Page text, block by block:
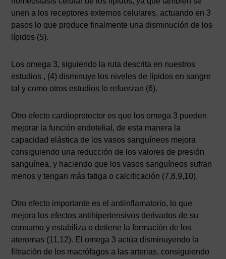
unen a los receptores externos celulares, actuando en 3
pasos lo que produce finalmente una disminución de los
lípidos (5).
Los omega 3, siguiendo la ruta descrita en nuestros
estudios , (4) disminuye los niveles de lípidos en sangre
tal y como otros estudios lo refuerzan (6).
Otro efecto cardioprotector es que los omega 3 pueden
mejorar la función endotelial, de esta manera la
capacidad elástica de los vasos sanguíneos mejora
consiguiendo una reducción de los valores de presión
sanguínea, y haciendo que los vasos sanguíneos sufran
menos y tengan más fatiga o calcificación (7,8,9,10).
Otro efecto importante es el antiinflamatorio, lo que
mejora los efectos antihipertensivos derivados de su
consumo y estabiliza o detiene la formación de los
ateromas (11,12). El omega 3 actúa disminuyendo la
filtración de los macrófagos a las arterias, consiguiendo